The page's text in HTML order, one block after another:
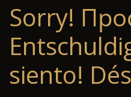
Sorry!
siento!